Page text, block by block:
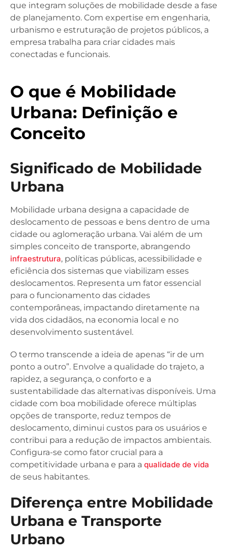
que integram soluções de mobilidade desde a fase
de planejamento. Com expertise em engenharia,
urbanismo e estruturação de projetos públicos, a
empresa trabalha para criar cidades mais
conectadas e funcionais.
O que é Mobilidade
Urbana: Definição e
Conceito
Significado de Mobilidade
Urbana
Mobilidade urbana designa a capacidade de
deslocamento de pessoas e bens dentro de uma
cidade ou aglomeração urbana. Vai além de um
simples conceito de transporte, abrangendo
infraestrutura, políticas públicas, acessibilidade e
eficiência dos sistemas que viabilizam esses
deslocamentos. Representa um fator essencial
para o funcionamento das cidades
contemporâneas, impactando diretamente na
vida dos cidadãos, na economia local e no
desenvolvimento sustentável.
O termo transcende a ideia de apenas “ir de um
ponto a outro”. Envolve a qualidade do trajeto, a
rapidez, a segurança, o conforto e a
sustentabilidade das alternativas disponíveis. Uma
cidade com boa mobilidade oferece múltiplas
opções de transporte, reduz tempos de
deslocamento, diminui custos para os usuários e
contribui para a redução de impactos ambientais.
Configura-se como fator crucial para a
competitividade urbana e para a qualidade de vida
de seus habitantes.
Diferença entre Mobilidade
Urbana e Transporte
Urbano